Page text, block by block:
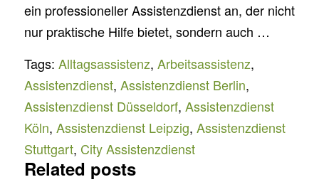
ein professioneller Assistenzdienst an, der nicht
nur praktische Hilfe bietet, sondern auch …
Tags: Alltagsassistenz, Arbeitsassistenz,
Assistenzdienst, Assistenzdienst Berlin,
Assistenzdienst Düsseldorf, Assistenzdienst
Köln, Assistenzdienst Leipzig, Assistenzdienst
Stuttgart, City Assistenzdienst
Related posts